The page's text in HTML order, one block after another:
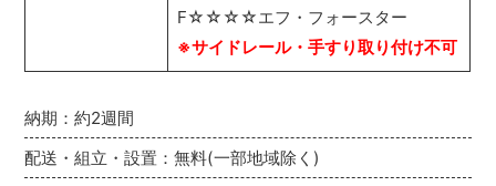
納期：約2週間
配送・組立・設置：無料(一部地域除く)
F☆☆☆☆エフ・フォースター
※サイドレール・手すり取り付け不可